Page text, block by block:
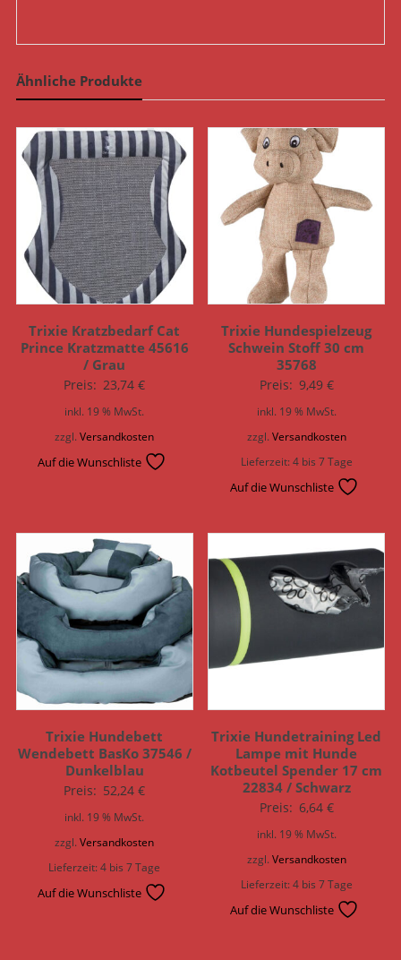
Ähnliche Produkte
Trixie Kratzbedarf Cat
Prince Kratzmatte 45616
/ Grau
Preis: 23,74€
inkl. 19 % MwSt.
zzgl.Versandkosten
Auf die Wunschliste
Trixie Hundespielzeug
Schwein Stoff 30 cm
35768
Preis: 9,49 €
inkl. 19 % MwSt.
zzgl. Versandkosten
Lieferzeit:4 bis 7 Tage
Auf die Wunschliste
Trixie Hundebett
Wendebett BasKo 37546 /
Dunkelblau
Preis: 52,24€
inkl. 19 % MwSt.
zzgl.Versandkosten
Lieferzeit:4 bis 7 Tage
Auf die Wunschliste
Trixie Hundetraining Led
Lampe mit Hunde
Kotbeutel Spender 17 cm
22834 / Schwarz
Preis: 6,64 €
inkl. 19 % MwSt.
zzgl. Versandkosten
Lieferzeit:4 bis 7 Tage
Auf die Wunschliste